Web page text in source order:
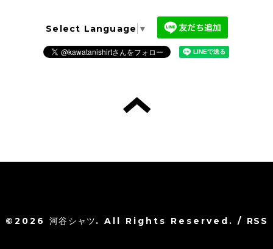
Select Language ▼
©2026河谷シャツ. All Rights Reserved. / RSS